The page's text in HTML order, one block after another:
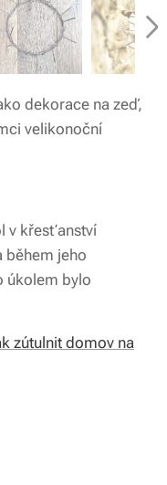
dekorace na zeď,
velikonoční
v křesťanství
během jeho
úkolem bylo
zútulnit domov na